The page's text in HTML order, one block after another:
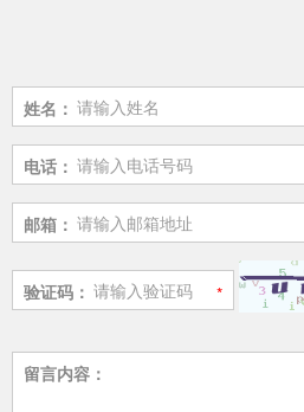
姓名：
电话：
邮箱：
验证码：
留言内容：